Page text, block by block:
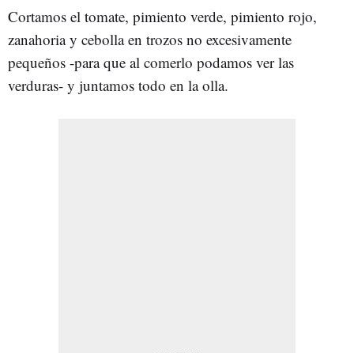
Cortamos el tomate, pimiento verde, pimiento rojo,
zanahoria y cebolla en trozos no excesivamente
pequeños -para que al comerlo podamos ver las
verduras- y juntamos todo en la olla.